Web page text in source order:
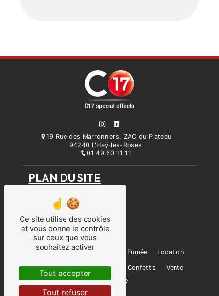
19 Rue des Marronniers, ZAC du Plateau
94240 L'Haÿ-les-Roses
01 49 60 11 11
PLAN DU SITE
Prestation
Qui sommes-nous ?
Contact
Effets spéciaux Flamme Confettis
Vente
Pyrotechnie
Prestation Événementiel Fumée Location
Ce site utilise des cookies
et vous donne le contrôle
sur ceux que vous
souhaitez activer
Tout accepter
Tout refuser